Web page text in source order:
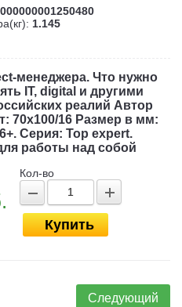
1.145
менеджера. Что нужно
IT, digital и другими
реалий Автор
70x100/16 Размер в мм:
Серия: Top expert.
работы над собой
Кол-во
Купить
Следующий